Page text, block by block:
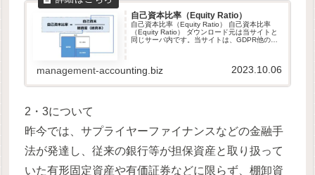
自己資本比率（Equity Ratio）
自己資本比率（Equity Ratio） 自己資本比率
（Equity Ratio） ダウンロード元は当サイトと
同じサーバ内です。当サイトは、GDPR他のセ
management-accounting.biz 2023.10.06
2・3について
昨今では、サプライヤーファイナンスなどの金融手
法が発達し、従来の銀行等が担保資産と取り扱って
いた有形固定資産や有価証券などに限らず、棚卸資